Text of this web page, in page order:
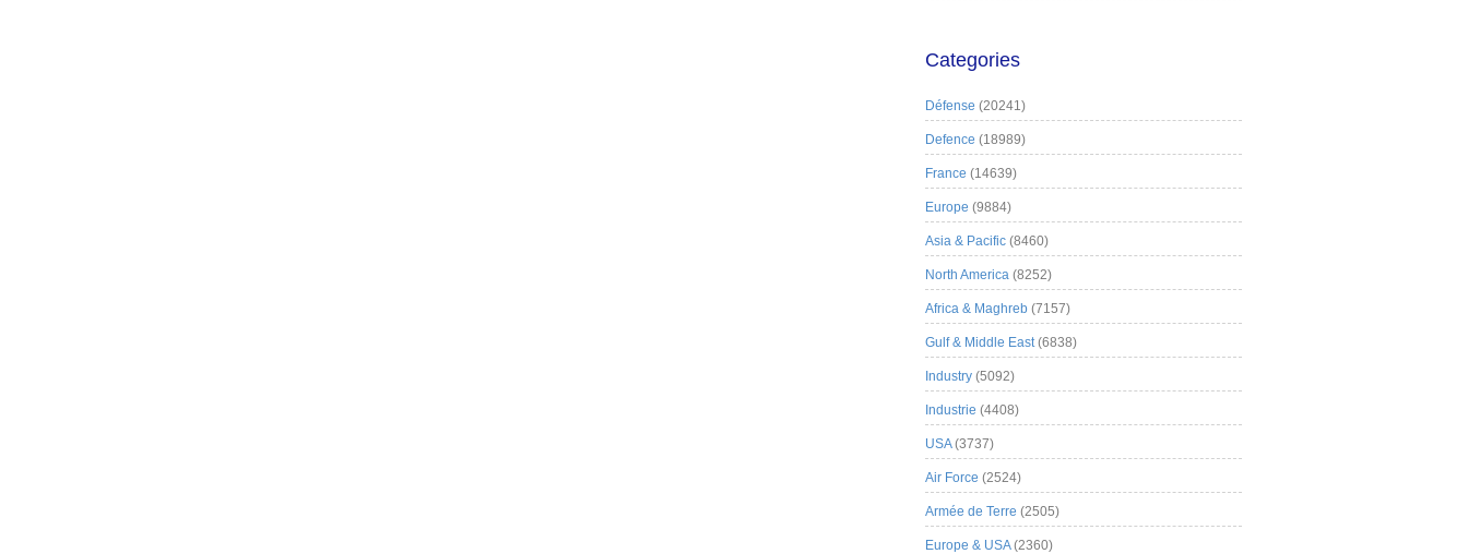
Categories
Défense (20241)
Defence (18989)
France (14639)
Europe (9884)
Asia & Pacific (8460)
North America (8252)
Africa & Maghreb (7157)
Gulf & Middle East(6838)
Industry (5092)
Industrie (4408)
USA(3737)
Air Force (2524)
Armée de Terre (2505)
Europe & USA(2360)